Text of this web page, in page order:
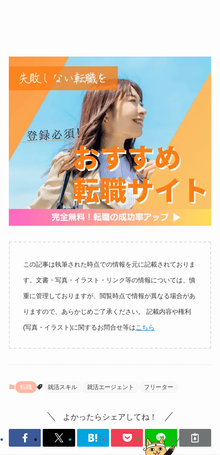
この記事は執筆された時点での情報を元に記載されておりま
す。文書・写真・イラスト・リンク等の情報については、慎
重に管理しておりますが、閲覧時点で情報が異なる場合があ
りますので、あらかじめご了承ください。 記載内容や権利
(写真・イラスト)に関するお問合せ等はこちら
転職 就活スキル 就活エージェント フリーター
よかったらシェアしてね！